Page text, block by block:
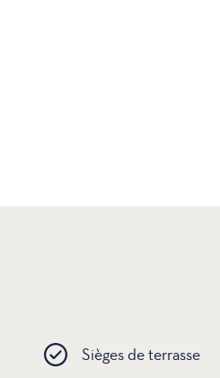
Sièges de terrasse